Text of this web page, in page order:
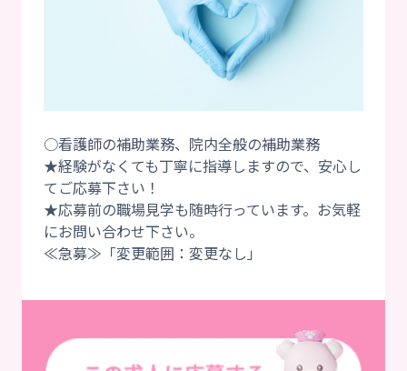
○看護師の補助業務、院内全般の補助業務
★経験がなくても丁寧に指導しますので、安心し
てご応募下さい！
★応募前の職場見学も随時行っています。お気軽
にお問い合わせ下さい。